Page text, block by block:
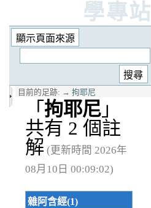
學專站
目前的足跡: → 拘耶尼
「 拘耶尼 」
共有 2 個註
解 (更新時間 2026年
08月10日 00:09:02)
雜阿含經(1)